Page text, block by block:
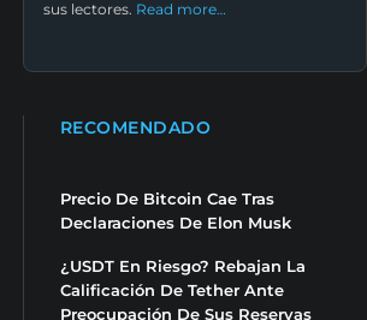
sus lectores. Read more…
RECOMENDADO
Precio De Bitcoin Cae Tras
Declaraciones De Elon Musk
¿USDT En Riesgo? Rebajan La
Calificación De Tether Ante
Preocupación De Sus Reservas